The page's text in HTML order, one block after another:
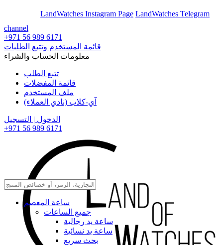
LandWatches Instagram Page LandWatches Telegram
channel
+971 56 989 6171
قائمة المستخدم وتتبع الطلبات
معلومات الحساب والشراء
تتبع الطلب
قائمة المفضلات
ملف المستخدم
آي-كلاب (نادي العملاء)
الدخول | التسجيل
+971 56 989 6171
ساعة المعصم
جميع الساعات
ساعة يد رجالية
ساعة يد نسائية
بحث سريع